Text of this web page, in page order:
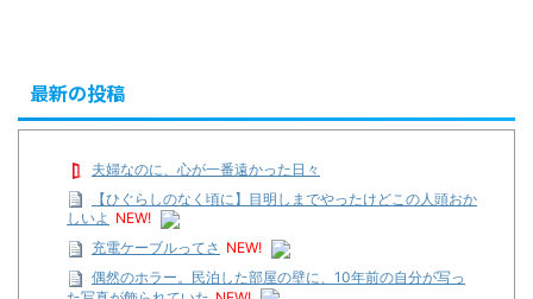
最新の投稿
夫婦なのに、心が一番遠かった日々
【ひぐらしのなく頃に】目明しまでやったけどこの人頭おか
しいよ NEW!
充電ケーブルってさ NEW!
偶然のホラー。民泊した部屋の壁に、10年前の自分が写っ